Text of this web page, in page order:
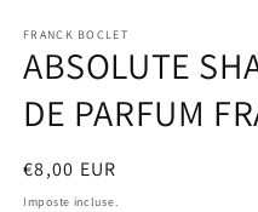
multimediali
1
in
modale
FRANCK BOCLET
ABSOLUTE
DE PARFUM
Prezzo
di
€8,00 EUR
Imposte incluse.